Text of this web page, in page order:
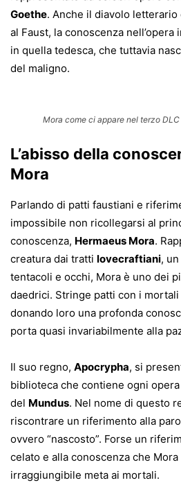
Goethe. Anche il diavolo
al Faust, la conoscenza
in quella tedesca, che tuttavia
del maligno.
Mora come ci appare nel terzo
L’abisso della
Mora
Parlando di patti faustiani e
impossibile non ricollegarsi al
conoscenza, Hermaeus Mora.
creatura dai tratti lovecraftiani,
tentacoli e occhi, Mora è uno dei
daedrici. Stringe patti con i
donando loro una profonda
porta quasi invariabilmente alla
Il suo regno, Apocrypha, si
biblioteca che contiene ogni
del Mundus. Nel nome di questo
riscontrare un riferimento alla
ovvero “nascosto”. Forse un
celato e alla conoscenza che
irraggiungibile meta ai mortali.